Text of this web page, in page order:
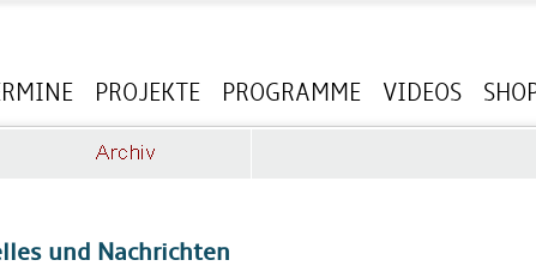
PROJEKTE PROGRAMME VIDEOS
und Nachrichten